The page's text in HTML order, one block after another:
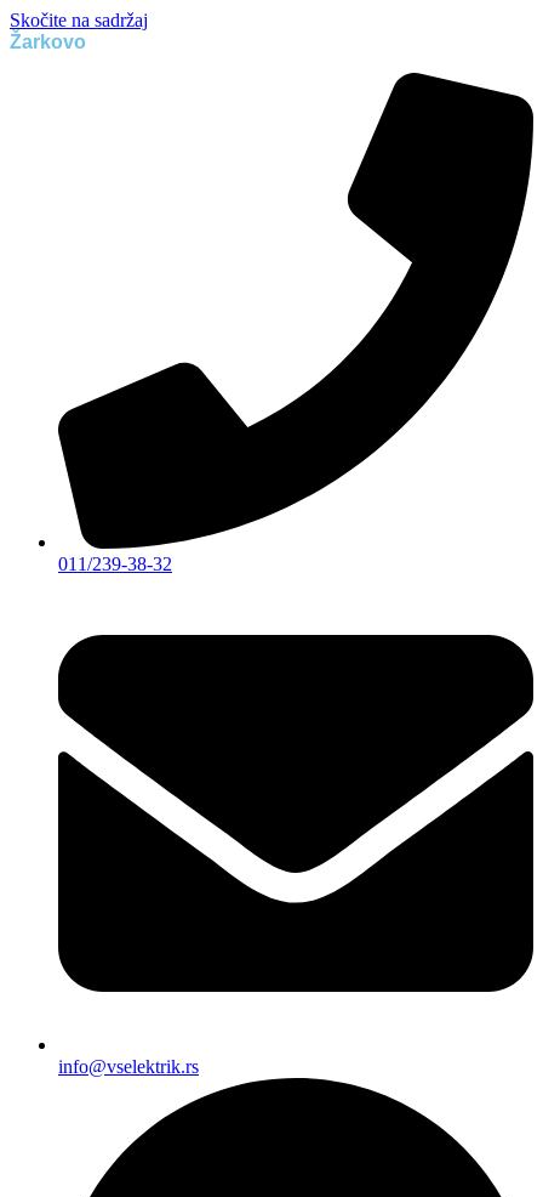
Skočite na sadržaj
Žarkovo
011/239-38-32
info@vselektrik.rs